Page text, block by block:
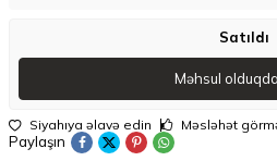
Satıldı
Məhsul
Siyahıya əlavə edin Məsləhət
Paylaşın